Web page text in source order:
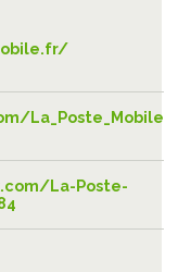
La_Poste_Mobile
La-Poste-